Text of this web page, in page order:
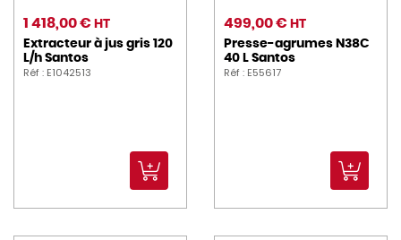
1 418,00 € HT
Extracteur à jus gris 120
L/h Santos
Réf : E1042513
499,00 € HT
Presse-agrumes N38C
40 L Santos
Réf : E55617